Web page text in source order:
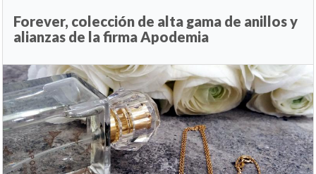
Forever, colección de alta gama de anillos y
alianzas de la firma Apodemia
Anterior